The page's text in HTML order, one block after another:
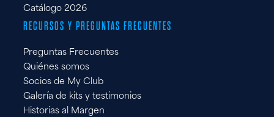
Catálogo 2026
RECURSOS Y PREGUNTAS FRECUENTES
Preguntas Frecuentes
Quiénes somos
Socios de My Club
Galería de kits y testimonios
Historias al Margen